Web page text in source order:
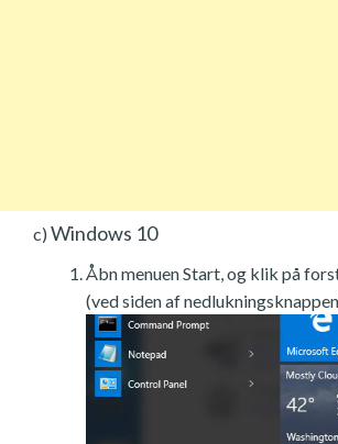
c) Windows 10
Åbn menuen Start, og klik på
(ved siden af